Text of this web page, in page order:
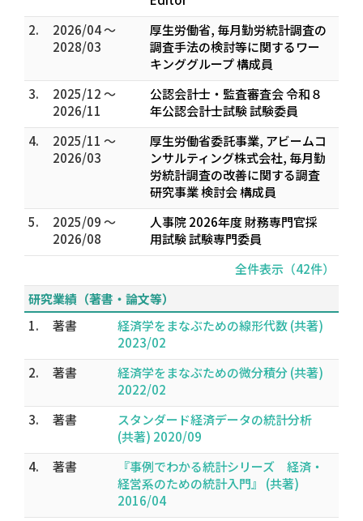
2.
2026/04 ～
2028/03
厚生労働省, 毎月勤労統計調査の
調査手法の検討等に関するワー
キンググループ 構成員
3.
2025/12 ～
2026/11
公認会計士・監査審査会 令和８
年公認会計士試験 試験委員
4.
2025/11 ～
2026/03
厚生労働省委託事業, アビームコ
ンサルティング株式会社, 毎月勤
労統計調査の改善に関する調査
研究事業 検討会 構成員
5.
2025/09 ～
2026/08
人事院 2026年度 財務専門官採
用試験 試験専門委員
全件表示（42件）
研究業績（著書・論文等）
1.
著書
経済学をまなぶための線形代数 (共著)
2023/02
2.
著書
経済学をまなぶための微分積分 (共著)
2022/02
3.
著書
スタンダード経済データの統計分析
(共著) 2020/09
4.
著書
『事例でわかる統計シリーズ 経済・
経営系のための統計入門』 (共著)
2016/04